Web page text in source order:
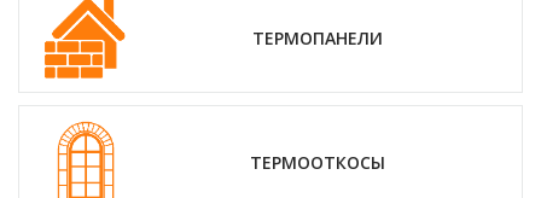
ТЕРМОПАНЕЛИ
ТЕРМООТКОСЫ